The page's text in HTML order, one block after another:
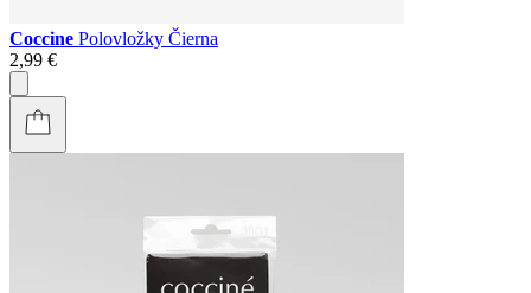
Coccine Polovložky Čierna
2,99 €